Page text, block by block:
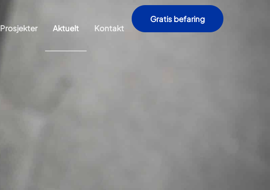
Prosjekter Aktuelt Kontakt
Gratis befaring